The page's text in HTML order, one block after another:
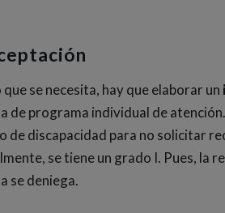
se necesita, hay que elaborar un
de programa individual de
de discapacidad para no solicitar
se tiene un grado I. Pues, la
se deniega.